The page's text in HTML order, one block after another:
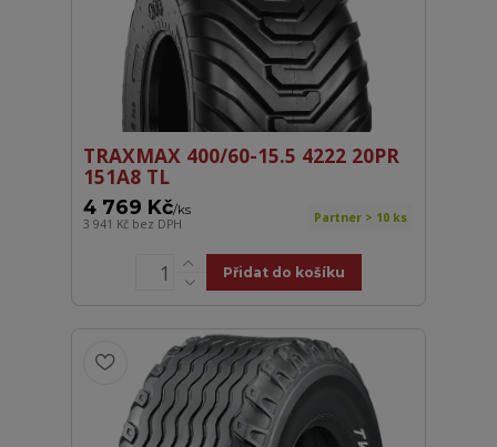
TRAXMAX 400/60-15.5 4222 20PR
151A8 TL
4 769 Kč/ks
3 941 Kč bez DPH Partner > 10 ks
Přidat do košíku